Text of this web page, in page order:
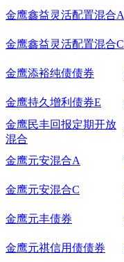
金鹰鑫益灵活配置混合A
金鹰鑫益灵活配置混合C
金鹰添裕纯债债券
金鹰持久增利债券E
金鹰民丰回报定期开放
混合
金鹰元安混合A
金鹰元安混合C
金鹰元丰债券
金鹰元祺信用债债券